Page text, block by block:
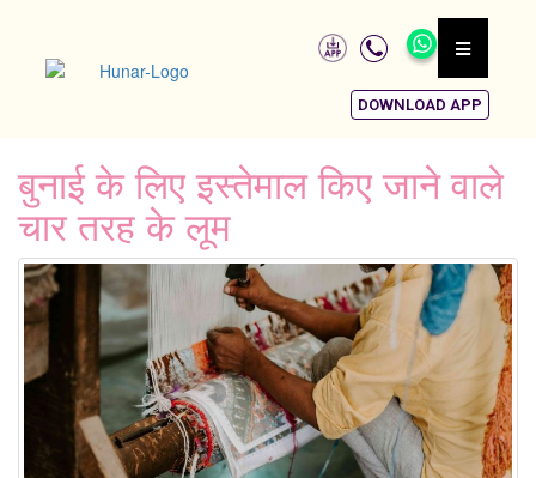
DOWNLOAD APP
बुनाई के लिए इस्तेमाल किए जाने वाले
चार तरह के लूम